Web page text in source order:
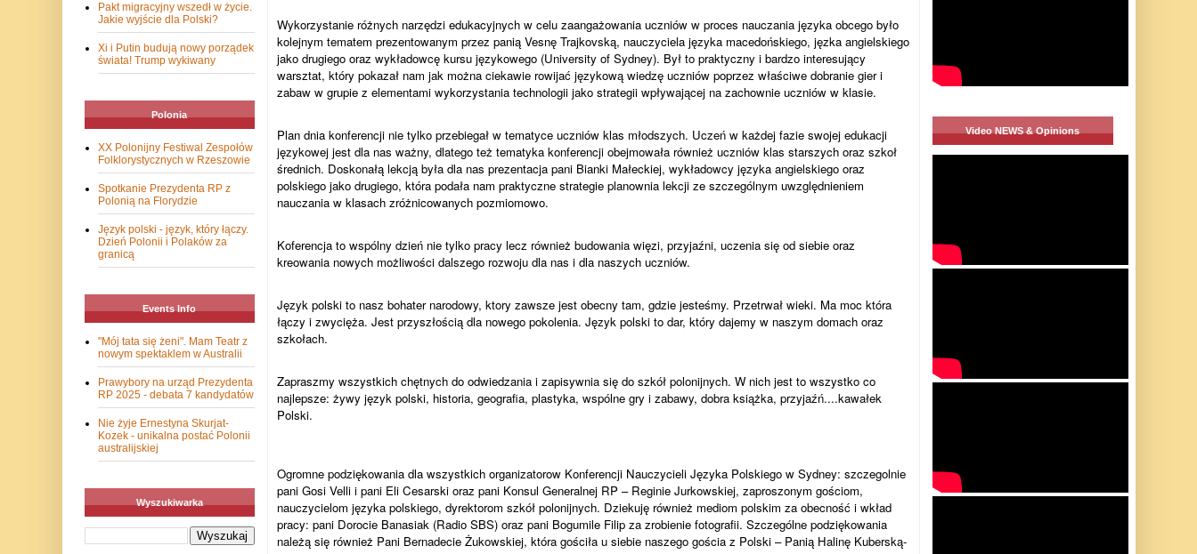
Wykorzystanie różnych narzędzi edukacyjnych w celu zaangażowania uczniów w proces nauczania języka obcego było
kolejnym tematem prezentowanym przez panią Vesnę Trajkovską, nauczyciela języka macedońskiego, jęzka angielskiego
jako drugiego oraz wykładowcę kursu językowego (University of Sydney). Był to praktyczny i bardzo interesujący
warsztat, który pokazał nam jak można ciekawie rowijać językową wiedzę uczniów poprzez właściwe dobranie gier i
zabaw w grupie z elementami wykorzystania technologii jako strategii wpływającej na zachownie uczniów w klasie.
Plan dnia konferencji nie tylko przebiegał w tematyce uczniów klas młodszych. Uczeń w każdej fazie swojej edukacji
językowej jest dla nas ważny, dlatego też tematyka konferencji obejmowała również uczniów klas starszych oraz szkoł
średnich. Doskonałą lekcją była dla nas prezentacja pani Bianki Małeckiej, wykładowcy języka angielskiego oraz
polskiego jako drugiego, która podała nam praktyczne strategie planownia lekcji ze szczególnym uwzględnieniem
nauczania w klasach zróżnicowanych pozmiomowo.
Koferencja to wspólny dzień nie tylko pracy lecz również budowania więzi, przyjaźni, uczenia się od siebie oraz
kreowania nowych możliwości dalszego rozwoju dla nas i dla naszych uczniów.
Język polski to nasz bohater narodowy, ktory zawsze jest obecny tam, gdzie jesteśmy. Przetrwał wieki. Ma moc która
łączy i zwycięża. Jest przyszłością dla nowego pokolenia. Język polski to dar, który dajemy w naszym domach oraz
szkołach.
Zapraszmy wszystkich chętnych do odwiedzania i zapisywnia się do szkół polonijnych. W nich jest to wszystko co
najlepsze: żywy język polski, historia, geografia, plastyka, wspólne gry i zabawy, dobra książka, przyjaźń....kawałek
Polski.
Ogromne podziękowania dla wszystkich organizatorow Konferencji Nauczycieli Języka Polskiego w Sydney: szczegolnie
pani Gosi Velli i pani Eli Cesarski oraz pani Konsul Generalnej RP – Reginie Jurkowskiej, zaproszonym gościom,
nauczycielom języka polskiego, dyrektorom szkół polonijnych. Dziekuję również mediom polskim za obecność i wkład
pracy: pani Dorocie Banasiak (Radio SBS) oraz pani Bogumile Filip za zrobienie fotografii. Szczególne podziękowania
należą się również Pani Bernadecie Żukowskiej, która gościła u siebie naszego gościa z Polski – Panią Halinę Kuberską-
Pakt migracyjny wszedł w życie.
Jakie wyjście dla Polski?
Xi i Putin budują nowy porządek
świata! Trump wykiwany
Polonia
XX Polonijny Festiwal Zespołów
Folklorystycznych w Rzeszowie
Spotkanie Prezydenta RP z
Polonią na Florydzie
Język polski - język, który łączy.
Dzień Polonii i Polaków za
granicą
Events Info
"Mój tata się żeni". Mam Teatr z
nowym spektaklem w Australii
Prawybory na urząd Prezydenta
RP 2025 - debata 7 kandydatów
Nie żyje Ernestyna Skurjat-
Kozek - unikalna postać Polonii
australijskiej
Wyszukiwarka
Video NEWS & Opinions